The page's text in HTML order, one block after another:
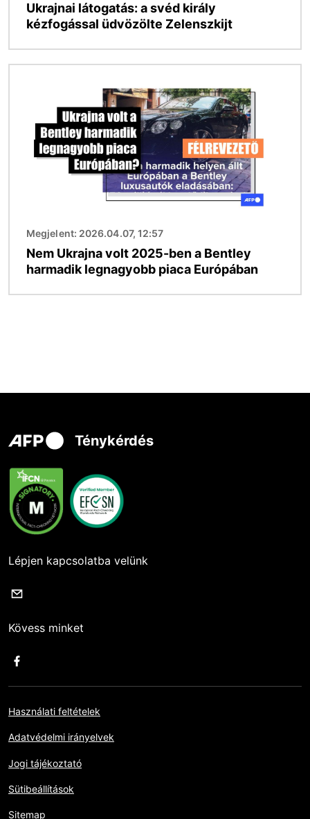
Ukrajnai látogatás: a svéd király
kézfogással üdvözölte Zelenszkijt
Megjelent: 2026.04.07, 12:57
Nem Ukrajna volt 2025-ben a Bentley
harmadik legnagyobb piaca Európában
Ténykérdés
Lépjen kapcsolatba velünk
Kövess minket
Használati feltételek
Adatvédelmi irányelvek
Jogi tájékoztató
Sütibeállítások
Sitemap